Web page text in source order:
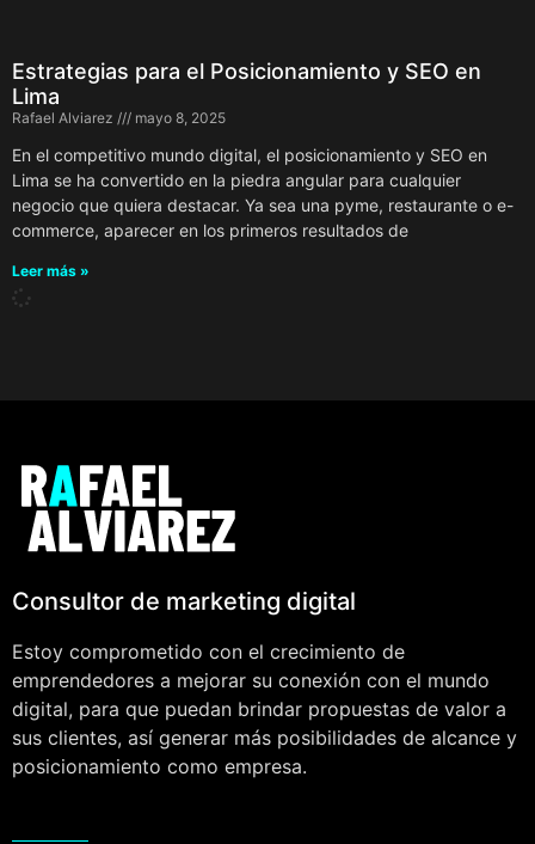
Estrategias para el Posicionamiento y SEO en
Lima
Rafael Alviarez mayo 8, 2025
En el competitivo mundo digital, el posicionamiento y SEO en
Lima se ha convertido en la piedra angular para cualquier
negocio que quiera destacar. Ya sea una pyme, restaurante o e-
commerce, aparecer en los primeros resultados de
Leer más »
Consultor de marketing digital
Estoy comprometido con el crecimiento de
emprendedores a mejorar su conexión con el mundo
digital, para que puedan brindar propuestas de valor a
sus clientes, así generar más posibilidades de alcance y
posicionamiento como empresa.